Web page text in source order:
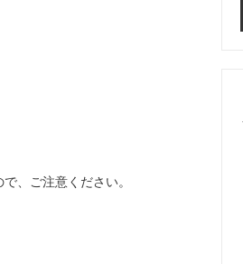
、ご注意ください。